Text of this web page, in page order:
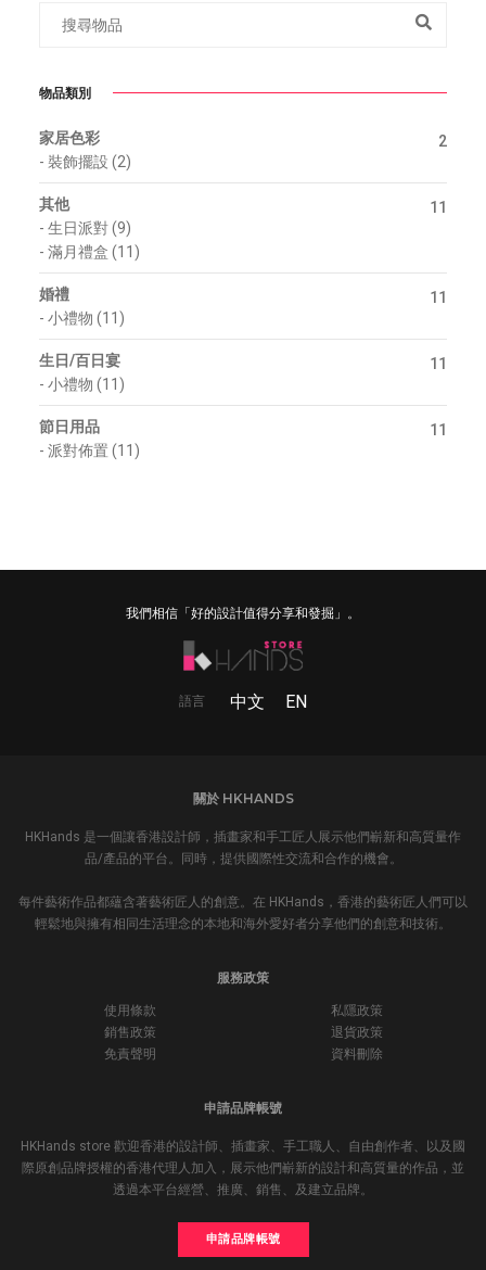
物品類別
家居色彩
2
- 裝飾擺設 (2)
其他
11
- 生日派對 (9)
- 滿月禮盒 (11)
婚禮
11
- 小禮物 (11)
生日/百日宴
11
- 小禮物 (11)
節日用品
11
- 派對佈置 (11)
我們相信「好的設計值得分享和發掘」。
語言 中文 EN
關於 HKHANDS
HKHands 是一個讓香港設計師，插畫家和手工匠人展示他們嶄新和高質量作
品/產品的平台。同時，提供國際性交流和合作的機會。
每件藝術作品都蘊含著藝術匠人的創意。在 HKHands，香港的藝術匠人們可以
輕鬆地與擁有相同生活理念的本地和海外愛好者分享他們的創意和技術。
服務政策
使用條款
私隱政策
銷售政策
退貨政策
免責聲明
資料刪除
申請品牌帳號
HKHands store 歡迎香港的設計師、插畫家、手工職人、自由創作者、以及國
際原創品牌授權的香港代理人加入，展示他們嶄新的設計和高質量的作品，並
透過本平台經營、推廣、銷售、及建立品牌。
申請品牌帳號